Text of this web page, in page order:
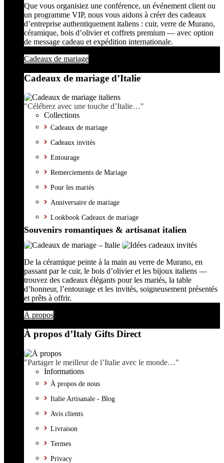
Que vous organisiez une conférence, un événement client ou
un programme VIP, nous vous aidons à créer des cadeaux
d’entreprise authentiquement italiens : cuir, verre de Murano,
céramique, bois d’olivier et coffrets premium — avec option
de message cadeau et expédition internationale.
Cadeaux de mariage
Cadeaux de mariage d’Italie
"Célébrez avec une touche d’Italie…"
Collections
Cadeaux de mariage
Cadeaux invités
Entourage
Remerciements de Mariage
Pour les mariés
Anniversaire de mariage
Lookbook Cadeaux de mariage
Souvenirs romantiques & artisanat italien
De la céramique peinte à la main au verre de Murano, en
passant par le cuir, le bois d’olivier et les bijoux italiens —
trouvez des cadeaux élégants pour les mariés, la table
d’honneur, l’entourage et les invités, soigneusement présentés
et prêts à offrir.
À propos
À propos d’Italy Gifts Direct
"Partager le meilleur de l’Italie avec le monde…"
Informations
À propos de nous
Italie Artisanale - Blog
Avis clients
Livraison
Termes
Privacy